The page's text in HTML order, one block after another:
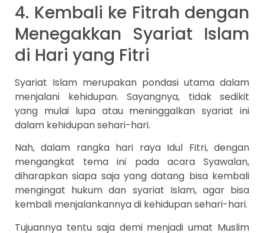
4. Kembali ke Fitrah dengan
Menegakkan Syariat Islam
di Hari yang Fitri
Syariat Islam merupakan pondasi utama dalam
menjalani kehidupan. Sayangnya, tidak sedikit
yang mulai lupa atau meninggalkan syariat ini
dalam kehidupan sehari-hari.
Nah, dalam rangka hari raya Idul Fitri, dengan
mengangkat tema ini pada acara Syawalan,
diharapkan siapa saja yang datang bisa kembali
mengingat hukum dan syariat Islam, agar bisa
kembali menjalankannya di kehidupan sehari-hari.
Tujuannya tentu saja demi menjadi umat Muslim